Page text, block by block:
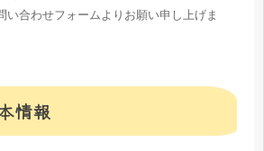
い合わせフォームよりお願い申し上げま
情報